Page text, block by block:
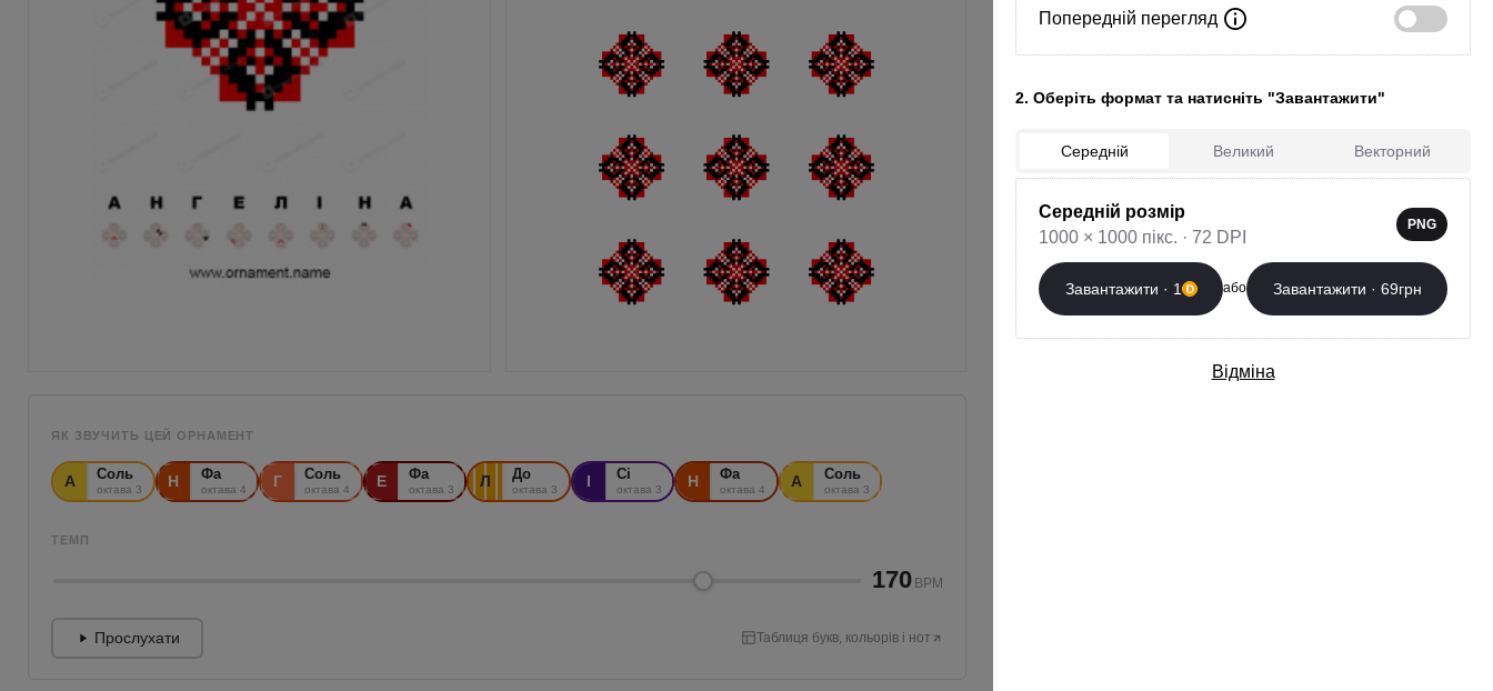
ЯК ЗВУЧИТЬ ЦЕЙ ОРНАМЕНТ
А Соль
октава 3 Н Фа
октава 4 Г Соль
октава 4 Е Фа
октава 3 Л До
октава 3 І Сі
октава 3 Н Фа
октава 4 А Соль
октава 3
ТЕМП
170 BPM
Прослухати Таблиця букв, кольорів і нот
Автор:Леся Сольська
Додаткові послуги
Професійна розробка
Попередній перегляд
2. Оберіть формат та натисніть "Завантажити"
Середній Великий Векторний
Середній розмір
1000 × 1000 пікс. · 72 DPI
PNG
Завантажити · 1 або Завантажити · 69грн
Відміна